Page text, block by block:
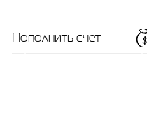
Пополнить счет